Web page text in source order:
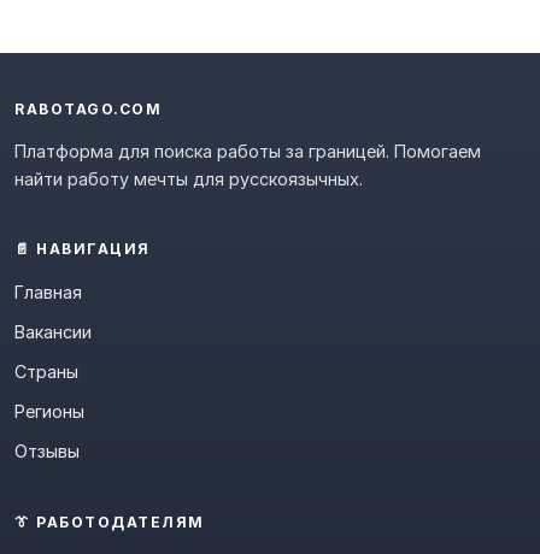
RABOTAGO.COM
Платформа для поиска работы за границей. Помогаем
найти работу мечты для русскоязычных.
📄 НАВИГАЦИЯ
Главная
Вакансии
Страны
Регионы
Отзывы
👔 РАБОТОДАТЕЛЯМ